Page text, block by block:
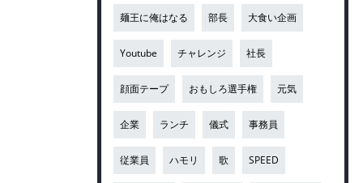
麺王に俺はなる 部長 大食い企画
Youtube チャレンジ 社長
顔面テープ おもしろ選手権 元気
企業 ランチ 儀式 事務員
従業員 ハモリ 歌 SPEED